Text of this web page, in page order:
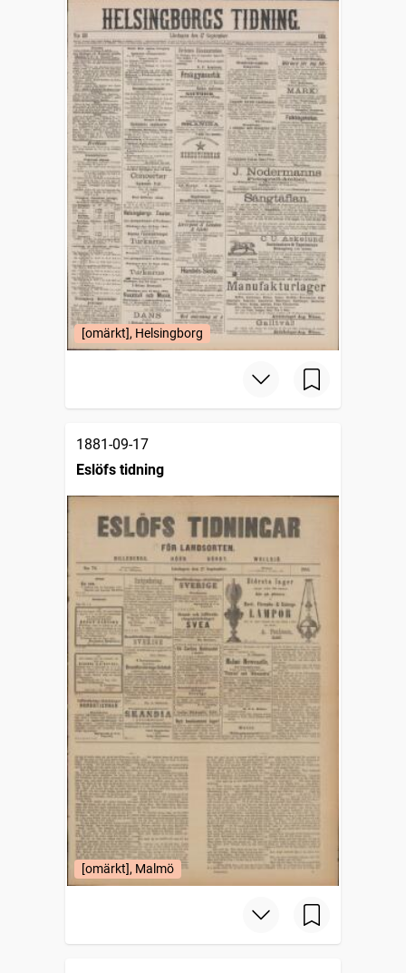
[omärkt], Helsingborg
1881-09-17
Eslöfs tidning
[omärkt], Malmö